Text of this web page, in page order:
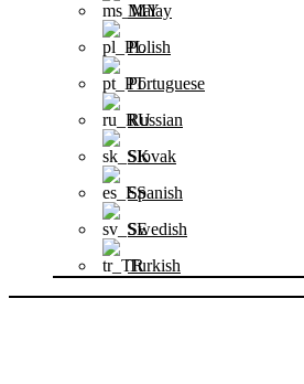
Malay
Polish
Portuguese
Russian
Slovak
Spanish
Swedish
Turkish